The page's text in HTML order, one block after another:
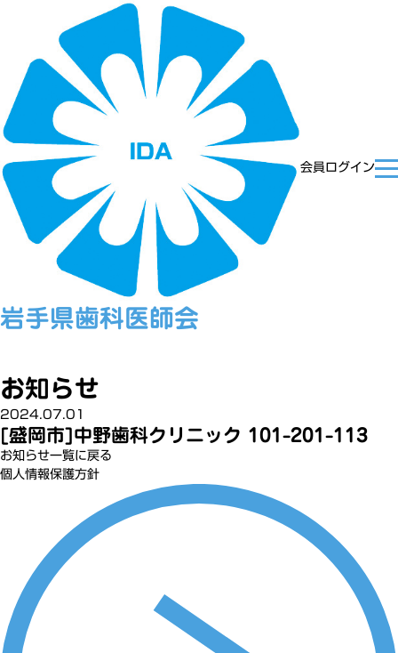
岩手県歯科医師会
会員ログイン
お知らせ
2024.07.01
[盛岡市]中野歯科クリニック 101-201-113
お知らせ一覧に戻る
個人情報保護方針